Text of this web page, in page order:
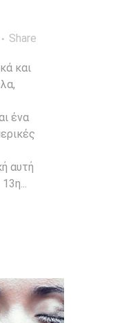
Share
και
ένα
αυτή